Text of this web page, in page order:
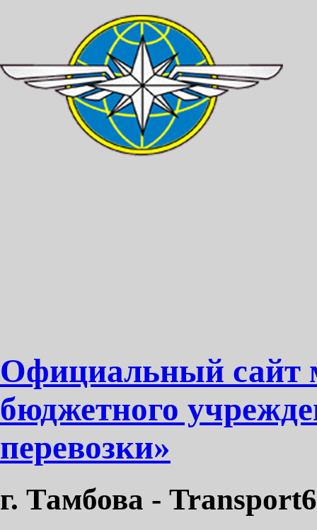
Официальный сайт
бюджетного
перевозки»
г. Тамбова -